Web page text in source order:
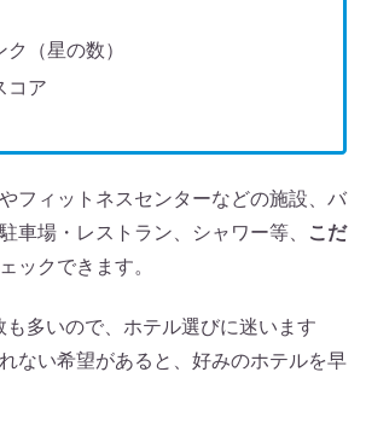
（星の数）
コア
フィットネスセンターなどの施設、バ
車場・レストラン、シャワー等、
こだ
ックできます。
も多いので、ホテル選びに迷います
ない希望があると、好みのホテルを早